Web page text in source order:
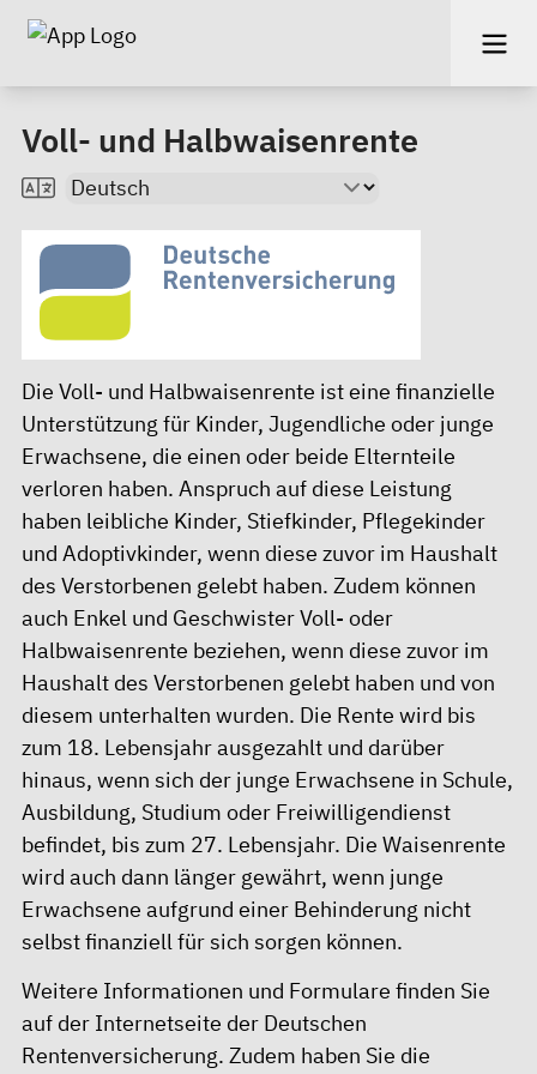
Voll- und Halbwaisenrente
Die Voll- und Halbwaisenrente ist eine finanzielle
Unterstützung für Kinder, Jugendliche oder junge
Erwachsene, die einen oder beide Elternteile
verloren haben. Anspruch auf diese Leistung
haben leibliche Kinder, Stiefkinder, Pflegekinder
und Adoptivkinder, wenn diese zuvor im Haushalt
des Verstorbenen gelebt haben. Zudem können
auch Enkel und Geschwister Voll- oder
Halbwaisenrente beziehen, wenn diese zuvor im
Haushalt des Verstorbenen gelebt haben und von
diesem unterhalten wurden. Die Rente wird bis
zum 18. Lebensjahr ausgezahlt und darüber
hinaus, wenn sich der junge Erwachsene in Schule,
Ausbildung, Studium oder Freiwilligendienst
befindet, bis zum 27. Lebensjahr. Die Waisenrente
wird auch dann länger gewährt, wenn junge
Erwachsene aufgrund einer Behinderung nicht
selbst finanziell für sich sorgen können.
Weitere Informationen und Formulare finden Sie
auf der Internetseite der Deutschen
Rentenversicherung. Zudem haben Sie die